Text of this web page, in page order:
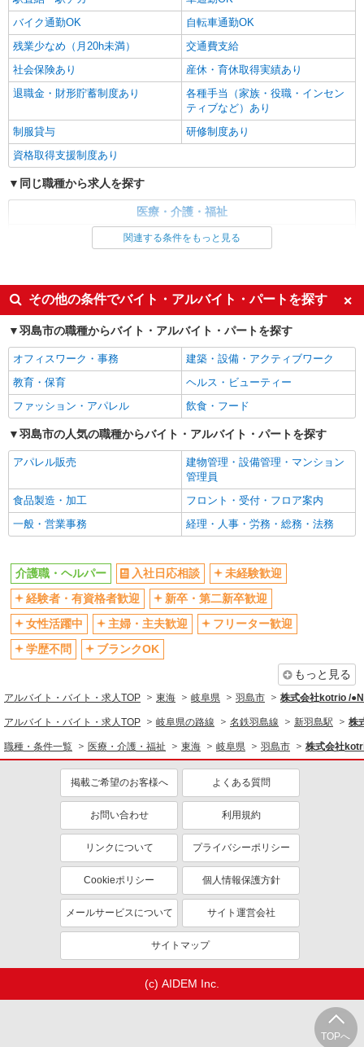
バイク通勤OK
自転車通勤OK
残業少なめ（月20h未満）
交通費支給
社会保険あり
産休・育休取得実績あり
退職金・財形貯蓄制度あり
各種手当（家族・役職・インセン
ティブなど）あり
制服貸与
研修制度あり
資格取得支援制度あり
同じ職種から求人を探す
医療・介護・福祉
未経験歓迎
ミドル（40代～）活躍中
ボーナス・賞与あり
車通勤OK
交通費支給
社会保険あり
産休・育休取得実績あり
関連する条件をもっと見る
その他の条件でバイト・アルバイト・パートを探す
羽島市の職種からバイト・アルバイト・パートを探す
オフィスワーク・事務
建築・設備・アクティブワーク
教育・保育
ヘルス・ビューティー
ファッション・アパレル
飲食・フード
羽島市の人気の職種からバイト・アルバイト・パートを探す
アパレル販売
建物管理・設備管理・マンション
管理員
食品製造・加工
フロント・受付・フロア案内
一般・営業事務
経理・人事・労務・総務・法務
TOPへ
介護職・ヘルパー 入社日応相談
未経験歓迎
経験者・有資格者歓迎
新卒・第二新卒歓迎
女性活躍中
主婦・主夫歓迎
フリーター歓迎
学歴不問
ブランクOK
もっと見る
アルバイト・バイト・求人TOP 東海 岐阜県 羽島市 株式会社kotrio /
アルバイト・バイト・求人TOP 岐阜県の路線 名鉄羽島線 新羽島駅 株
職種・条件一覧 医療・介護・福祉 東海 岐阜県 羽島市 株式会社
掲載ご希望のお客様へ よくある質問
お問い合わせ 利用規約
リンクについて プライバシーポリシー
Cookieポリシー 個人情報保護方針
メールサービスについて サイト運営会社
サイトマップ
(c) AIDEM Inc.